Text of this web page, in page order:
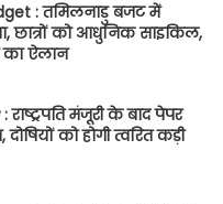
: तमिलनाडु बजट में
छात्रों को आधुनिक साइकिल,
का ऐलान
मंजूरी के बाद पेपर
को होगी त्वरित कड़ी